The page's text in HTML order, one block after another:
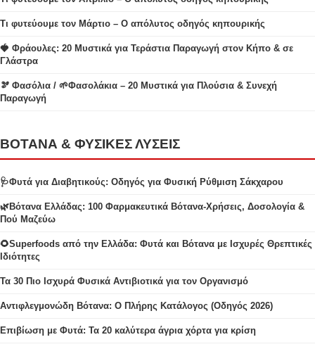
Τι φυτεύουμε τον Μάρτιο – Ο απόλυτος οδηγός κηπουρικής
🍓 Φράουλες: 20 Μυστικά για Τεράστια Παραγωγή στον Κήπο & σε
Γλάστρα
🫘 Φασόλια / 🌱Φασολάκια – 20 Μυστικά για Πλούσια & Συνεχή
Παραγωγή
ΒΟΤΑΝΑ & ΦΥΣΙΚΕΣ ΛΥΣΕΙΣ
🩺Φυτά για Διαβητικούς: Οδηγός για Φυσική Ρύθμιση Σάκχαρου
🌿Βότανα Ελλάδας: 100 Φαρμακευτικά Βότανα-Χρήσεις, Δοσολογία &
Πού Μαζεύω
🌻Superfoods από την Ελλάδα: Φυτά και Βότανα με Ισχυρές Θρεπτικές
Ιδιότητες
Τα 30 Πιο Ισχυρά Φυσικά Αντιβιοτικά για τον Οργανισμό
Αντιφλεγμονώδη Βότανα: Ο Πλήρης Κατάλογος (Οδηγός 2026)
Επιβίωση με Φυτά: Τα 20 καλύτερα άγρια χόρτα για κρίση